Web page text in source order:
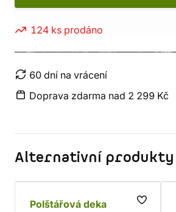
124 ks prodáno
60 dní na vrácení
Doprava zdarma nad 2 299 Kč
Alternativní produkty
Polštářová deka